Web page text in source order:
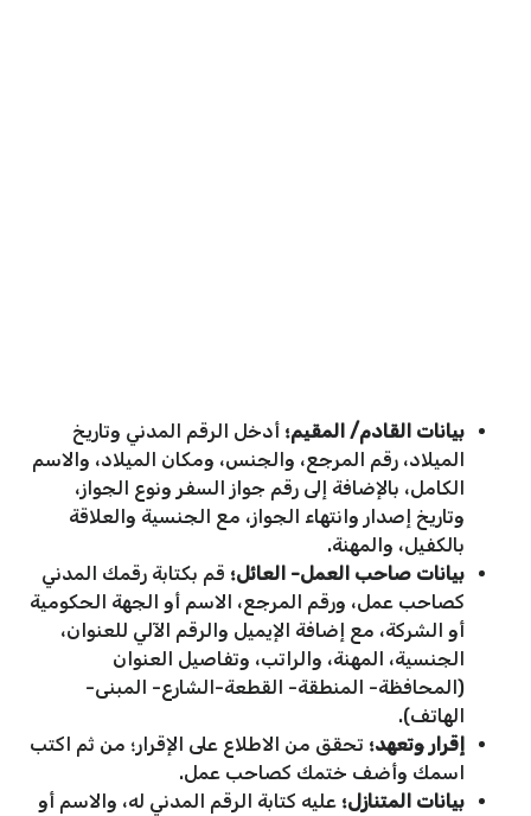
بيانات القادم/ المقيم؛ أدخل الرقم المدني وتاريخ
الميلاد، رقم المرجع، والجنس، ومكان الميلاد، والاسم
الكامل، بالإضافة إلى رقم جواز السفر ونوع الجواز،
وتاريخ إصدار وانتهاء الجواز، مع الجنسية والعلاقة
بالكفيل، والمهنة.
بيانات صاحب العمل- العائل؛ قم بكتابة رقمك المدني
كصاحب عمل، ورقم المرجع، الاسم أو الجهة الحكومية
أو الشركة، مع إضافة الإيميل والرقم الآلي للعنوان،
الجنسية، المهنة، والراتب، وتفاصيل العنوان
(المحافظة- المنطقة- القطعة-الشارع- المبنى-
الهاتف).
إقرار وتعهد؛ تحقق من الاطلاع على الإقرار؛ من ثم اكتب
اسمك وأضف ختمك كصاحب عمل.
بيانات المتنازل؛ عليه كتابة الرقم المدني له، والاسم أو